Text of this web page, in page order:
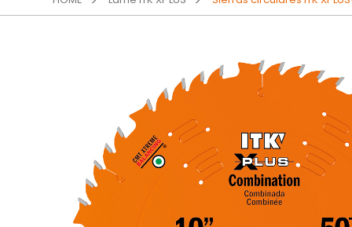
SIERRAS CIRCULARES
INDUSTRIALES
ITK XPLUS SAW
BLADES